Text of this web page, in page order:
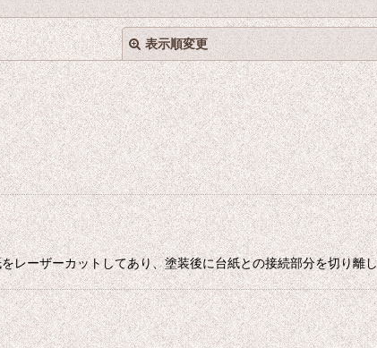
表示順変更
絞り込む
レーザーカットしてあり、塗装後に台紙との接続部分を切り離